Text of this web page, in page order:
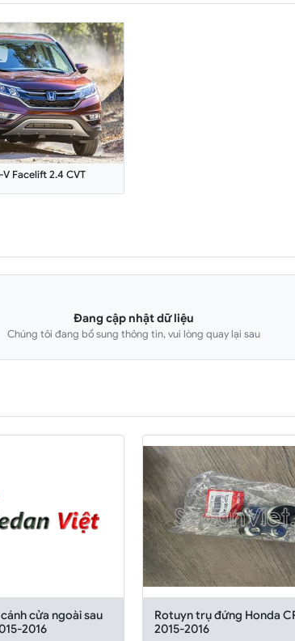
Facelift 2.4 CVT
Đang cập nhật dữ liệu
Chúng tôi đang bổ sung thông tin, vui lòng quay lại sau
cửa ngoài sau
2016
Rotuyn trụ đứng Honda
2015-2016